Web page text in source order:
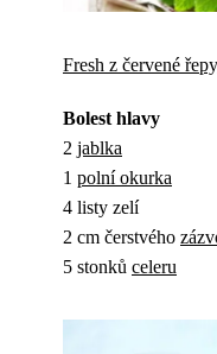
Fresh z červené
Bolest hlavy
2 jablka
1 polní okurka
4 listy zelí
2 cm čerstvého
5 stonků celeru